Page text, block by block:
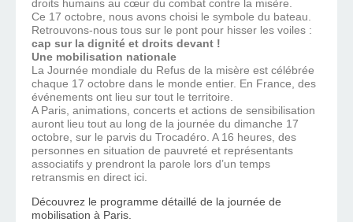
droits humains au cœur du combat contre la misère.
Ce 17 octobre, nous avons choisi le symbole du bateau.
Retrouvons-nous tous sur le pont pour hisser les voiles :
cap sur la dignité et droits devant !
Une mobilisation nationale
La Journée mondiale du Refus de la misère est célébrée
chaque 17 octobre dans le monde entier. En France, des
événements ont lieu sur tout le territoire.
A Paris, animations, concerts et actions de sensibilisation
auront lieu tout au long de la journée du dimanche 17
octobre, sur le parvis du Trocadéro. A 16 heures, des
personnes en situation de pauvreté et représentants
associatifs y prendront la parole lors d’un temps
retransmis en direct ici.
Découvrez le programme détaillé de la journée de
mobilisation à Paris.